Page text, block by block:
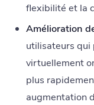
flexibilité et la
Amélioration
utilisateurs qui
virtuellement
plus
augmentation